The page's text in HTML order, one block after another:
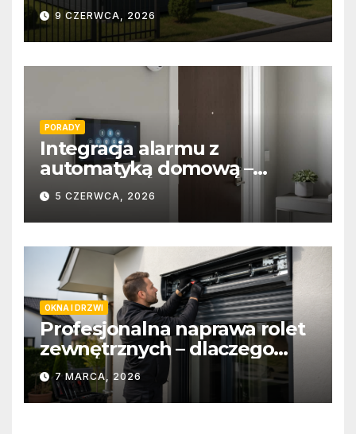
9 CZERWCA, 2026
PORADY
Integracja alarmu z
automatyką domową –
wygoda i bezpieczeństwo
5 CZERWCA, 2026
OKNA I DRZWI
Profesjonalna naprawa rolet
zewnętrznych – dlaczego
warto zlecić ją specjalistom?
7 MARCA, 2026